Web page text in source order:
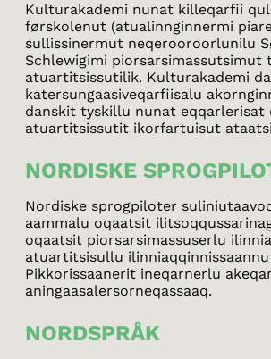
Kulturakademi nunat killeqarfii
førskolenut (atualinnginnermi
sullissinermut neqerooroorlunilu
Schlewigimi
atuartitsissutilik. Kulturakademi
katersungaasiveqarfiisalu
danskit tyskillu nunat
atuartitsissutit ikorfartuisut
NORDISKE
Nordiske sprogpiloter
aammalu oqaatsit
oqaatsit piorsarsimassuserlu
atuartitsisullu
Pikkorissaanerit ineqarnerlu
aningaasalersorneqassaaq.
NORDSPRÅK